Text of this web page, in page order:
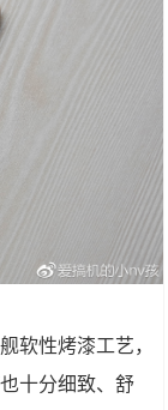
软性烤漆工艺，
十分细致、舒